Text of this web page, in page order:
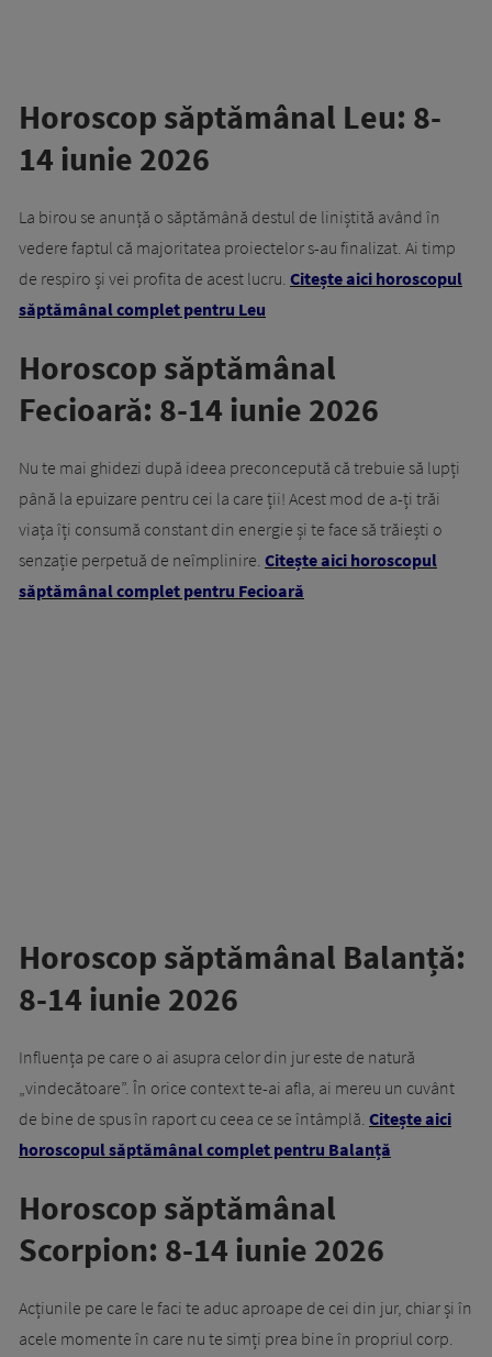
Horoscop săptămânal Leu: 8-
14 iunie 2026
La birou se anunță o săptămână destul de liniștită având în
vedere faptul că majoritatea proiectelor s-au finalizat. Ai timp
de respiro și vei profita de acest lucru. Citește aici horoscopul
săptămânal complet pentru Leu
Horoscop săptămânal
Fecioară: 8-14 iunie 2026
Nu te mai ghidezi după ideea preconcepută că trebuie să lupți
până la epuizare pentru cei la care ții! Acest mod de a-ți trăi
viața îți consumă constant din energie și te face să trăiești o
senzație perpetuă de neîmplinire. Citește aici horoscopul
săptămânal complet pentru Fecioară
Horoscop săptămânal Balanță:
8-14 iunie 2026
Influența pe care o ai asupra celor din jur este de natură
„vindecătoare”. În orice context te-ai afla, ai mereu un cuvânt
de bine de spus în raport cu ceea ce se întâmplă. Citește aici
horoscopul săptămânal complet pentru Balanță
Horoscop săptămânal
Scorpion: 8-14 iunie 2026
Acțiunile pe care le faci te aduc aproape de cei din jur, chiar și în
acele momente în care nu te simți prea bine în propriul corp.